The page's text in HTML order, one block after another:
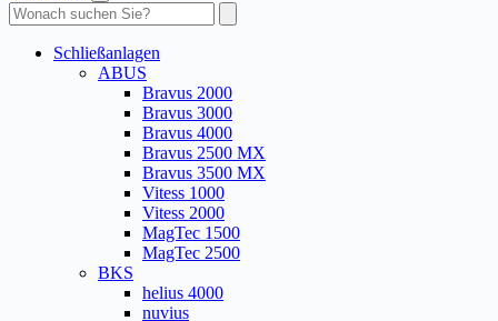
Produkte
durchsuchen
Schließanlagen
ABUS
Bravus 2000
Bravus 3000
Bravus 4000
Bravus 2500 MX
Bravus 3500 MX
Vitess 1000
Vitess 2000
MagTec 1500
MagTec 2500
BKS
helius 4000
nuvius